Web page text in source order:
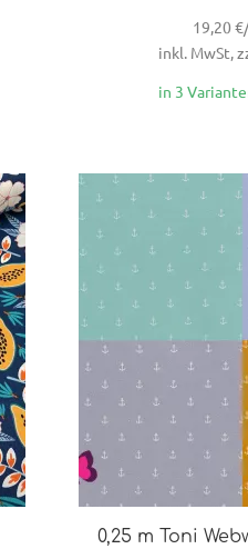
19,20
inkl. MwSt,
in 3
0,25 m Toni